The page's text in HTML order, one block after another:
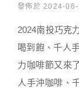
發佈於 2024-06-
2024南投巧克
喝到飽、千人
力咖啡節又來
人手沖咖啡、